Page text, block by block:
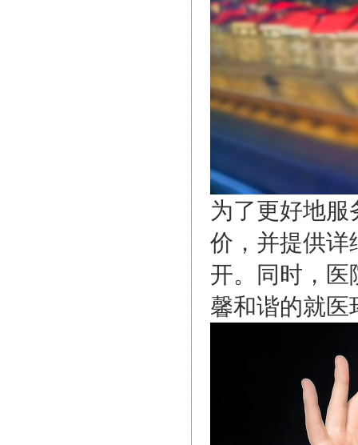
为了更好地服
价，并提供详
开。同时，医
馨和谐的就医